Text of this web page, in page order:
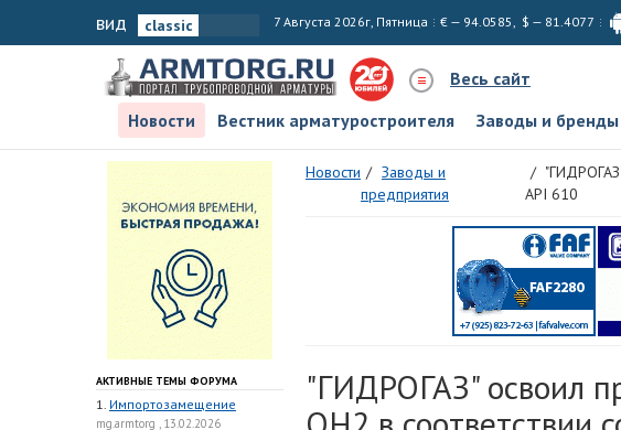
вид 7 Августа 2026г, Пятница € — 94.0585, $ — 81.4077
Весь сайт
Новости
Вестник арматуростроителя Заводы и бренды
АКТИВНЫЕ ТЕМЫ ФОРУМА
1. Импортозамещение
mg.armtorg , 13.02.2026
Новости
Заводы и
предприятия
API 610
"ГИДРОГАЗ" освоил